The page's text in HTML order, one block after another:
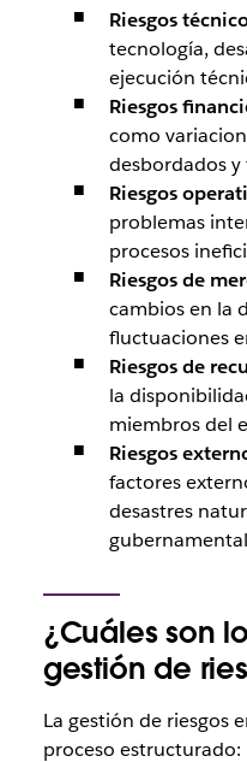
Riesgos
tecnología,
ejecución
Riesgos
como
desbordados
Riesgos
problemas
procesos
Riesgos de
cambios en la
fluctuaciones
Riesgos de
la
miembros del
Riesgos
factores
desastres
¿Cuáles son
gestión de
La gestión de riesgos
proceso estructurado: